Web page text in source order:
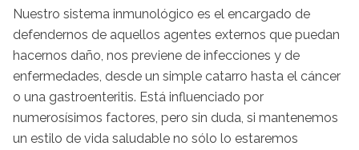
Nuestro sistema inmunológico es el encargado de
defendernos de aquellos agentes externos que puedan
hacernos daño, nos previene de infecciones y de
enfermedades, desde un simple catarro hasta el cáncer
o una gastroenteritis. Está influenciado por
numerosísimos factores, pero sin duda, si mantenemos
un estilo de vida saludable no sólo lo estaremos